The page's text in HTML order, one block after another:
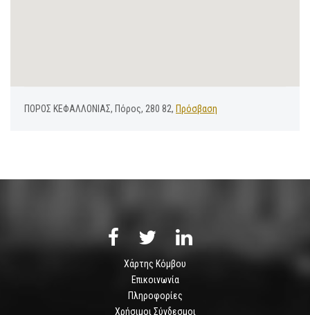
ΠΟΡΟΣ ΚΕΦΑΛΛΟΝΙΑΣ, Πόρος, 280 82, Πρόσβαση
Χάρτης Κόμβου
Επικοινωνία
Πληροφορίες
Χρήσιμοι Σύνδεσμοι